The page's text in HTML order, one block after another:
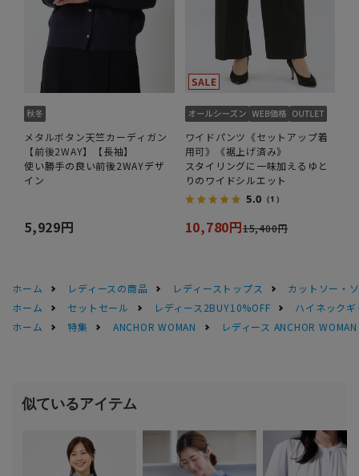
メタルボタン天竺カーディガン
【前後2WAY】【長袖】
使い勝手の良い前後2WAYデザ
イン
5,929円
ワイドパンツ《セットアップ着
用可》《裾上げ済み》
スタイリングに一味加えるゆと
りのワイドシルエット
5.0 （1）
10,780円15,400円
ホーム レディースの商品 レディーストップス
カットソー・
ホーム
セットセール レディース2BUY10%OFF
ハイネック
ホーム
特集 ANCHOR WOMAN レディース ANCHOR